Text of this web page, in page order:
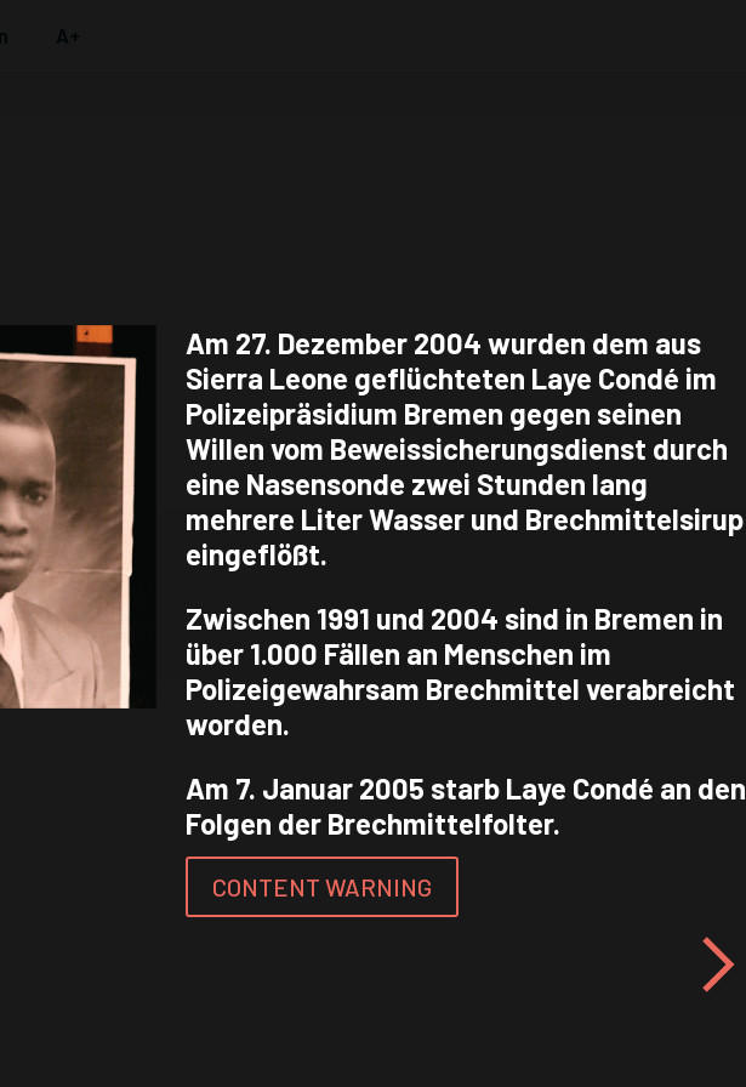
A+
Am 27. Dezember 2004 wurden dem aus
Sierra Leone geflüchteten Laye Condé im
Polizeipräsidium Bremen gegen seinen
Willen vom Beweissicherungsdienst durch
eine Nasensonde zwei Stunden lang
mehrere Liter Wasser und Brechmittelsirup
eingeflößt.
Zwischen 1991 und 2004 sind in Bremen in
über 1.000 Fällen an Menschen im
Polizeigewahrsam Brechmittel verabreicht
worden.
Am 7. Januar 2005 starb Laye Condé an den
Folgen der Brechmittelfolter.
CONTENT WARNING